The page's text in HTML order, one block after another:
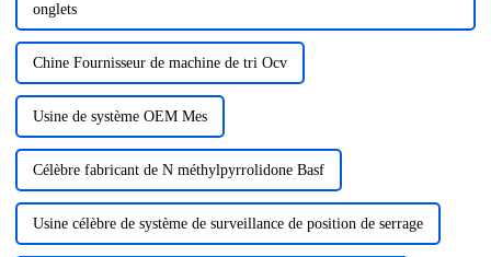
onglets
Chine Fournisseur de machine de tri Ocv
Usine de système OEM Mes
Célèbre fabricant de N méthylpyrrolidone Basf
Usine célèbre de système de surveillance de position de serrage